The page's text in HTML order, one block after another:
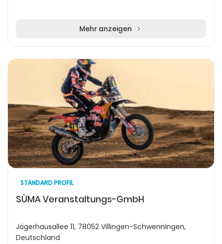
Mehr anzeigen
STANDARD PROFIL
SÜMA Veranstaltungs-GmbH
Jägerhausallee 11, 78052 Villingen-Schwenningen,
Deutschland